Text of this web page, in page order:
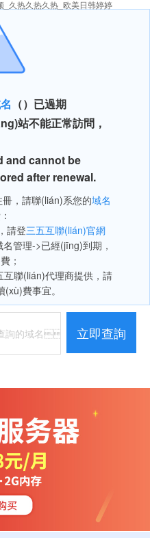
_久热久热久热_欧美日韩婷婷
（）已過期
站不能正常訪問，
and cannot be
after renewal.
，請聯(lián)系您的域名
請登三五互聯(lián)官網
域名管理->已經(jīng)到期，
；
(lián)代理商提供，請
費事宜。
立即查詢